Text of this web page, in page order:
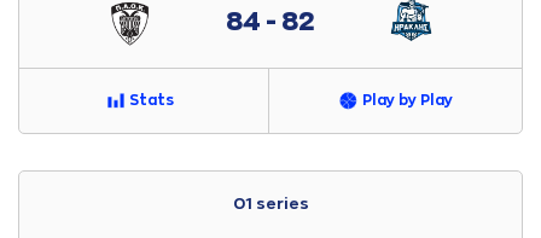
Stats Play by Play
84 - 82
01 series